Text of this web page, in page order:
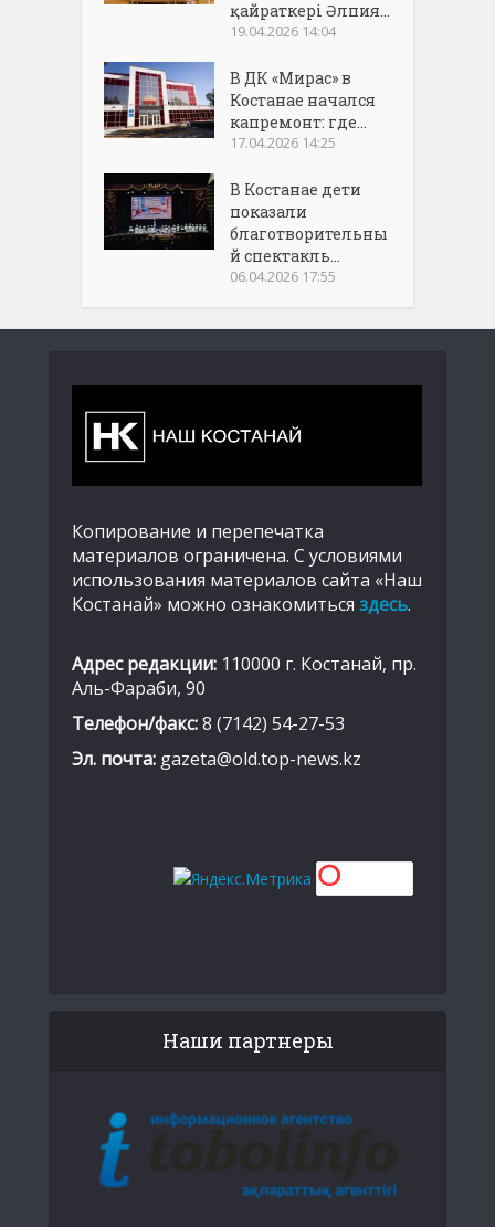
қайраткері Әлпия...
19.04.2026 14:04
В ДК «Мирас» в
Костанае начался
капремонт: где...
17.04.2026 14:25
В Костанае дети
показали
благотворительны
й спектакль...
06.04.2026 17:55
Копирование и перепечатка
материалов ограничена. С условиями
использования материалов сайта «Наш
Костанай» можно ознакомиться здесь.
Адрес редакции: 110000 г. Костанай, пр.
Аль-Фараби, 90
Телефон/факс:8 (7142) 54-27-53
Эл. почта: gazeta@old.top-news.kz
Наши партнеры